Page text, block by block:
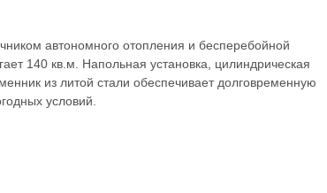
автономного отопления и бесперебойной
140 кв.м. Напольная установка, цилиндрическая
из литой стали обеспечивает долговременную
условий.